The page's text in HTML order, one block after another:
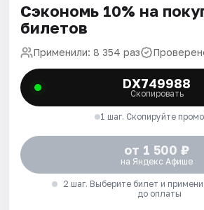
Сэкономь 10% на
билетов
Применили: 8 354 раз
DX749988
Скопировать
1 шаг. Скопируйте
от 1 500 ₽
на Яндекс Афише
2 шаг. Выберите билет и
до оплаты